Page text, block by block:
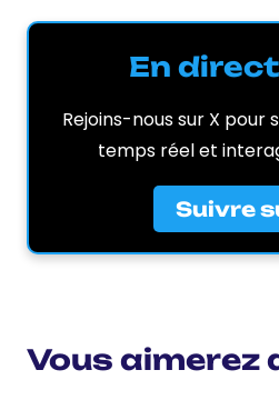
En
Rejoins-nous sur X pour
temps réel et
Suivre
Vous aimerez